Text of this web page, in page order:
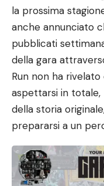
la prossima
anche annunciato
pubblicati
della gara
Run non ha
aspettarsi in totale,
della storia
prepararsi a un